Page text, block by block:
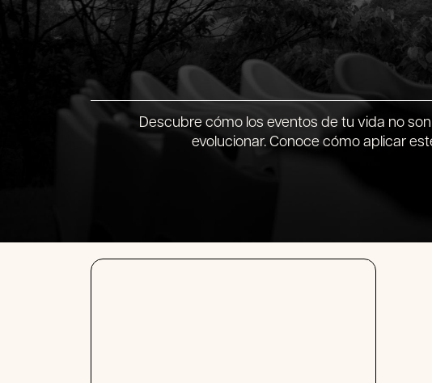
Descubre cómo los eventos de tu vida no
evolucionar. Conoce cómo aplicar